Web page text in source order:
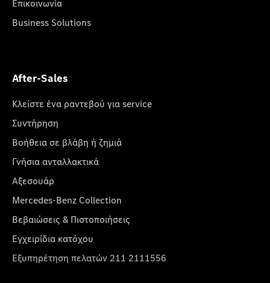
Επικοινωνία
Business Solutions
After-Sales
Κλείστε ένα ραντεβού για service
Συντήρηση
Βοήθεια σε βλάβη ή ζημιά
Γνήσια ανταλλακτικά
Αξεσουάρ
Mercedes-Benz Collection
Βεβαιώσεις & Πιστοποιήσεις
Εγχειρίδια κατόχου
Εξυπηρέτηση πελατών 211 2111556